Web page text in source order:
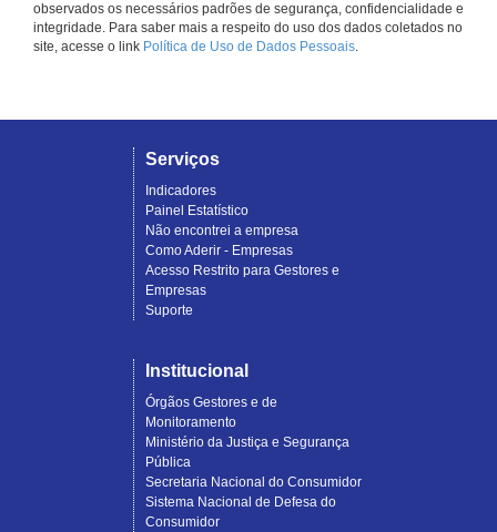
observados os necessários padrões de segurança, confidencialidade e
integridade. Para saber mais a respeito do uso dos dados coletados no
site, acesse o link Política de Uso de Dados Pessoais.
Serviços
Indicadores
Painel Estatístico
Não encontrei a empresa
Como Aderir - Empresas
Acesso Restrito para Gestores e
Empresas
Suporte
Institucional
Órgãos Gestores e de
Monitoramento
Ministério da Justiça e Segurança
Pública
Secretaria Nacional do Consumidor
Sistema Nacional de Defesa do
Consumidor